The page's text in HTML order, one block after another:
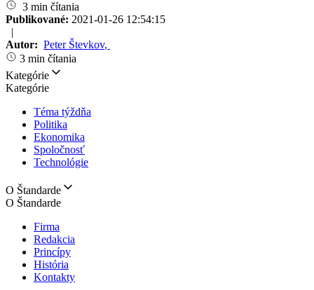
3 min čítania
Publikované: 2021-01-26 12:54:15
|
Autor: Peter Števkov,
3 min čítania
Kategórie
Kategórie
Téma týždňa
Politika
Ekonomika
Spoločnosť
Technológie
O Štandarde
O Štandarde
Firma
Redakcia
Princípy
História
Kontakty